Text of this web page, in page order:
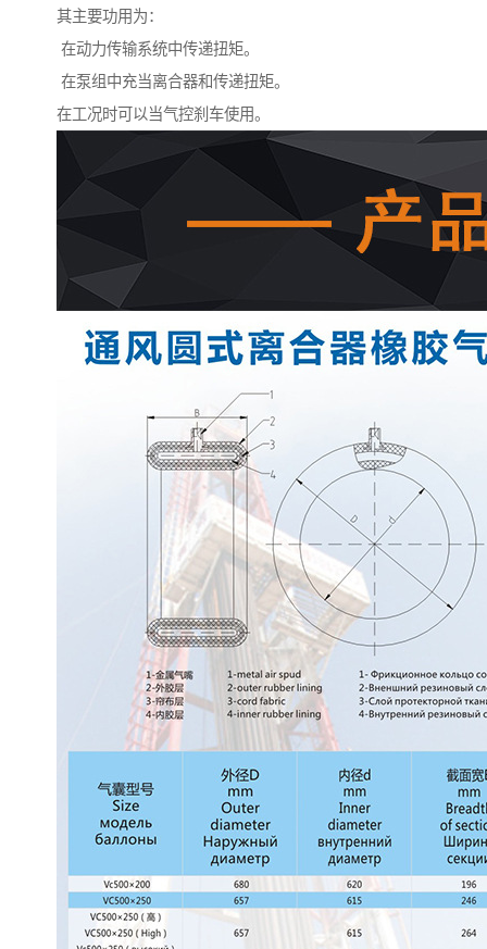
其主要功用为：
在动力传输系统中传递扭矩。
在泵组中充当离合器和传递扭矩。
在工况时可以当气控刹车使用。